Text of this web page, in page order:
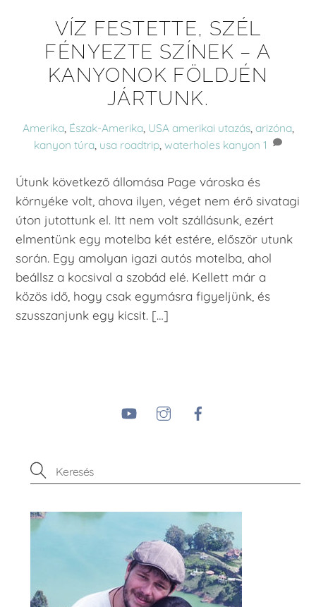
VÍZ FESTETTE, SZÉL
FÉNYEZTE SZÍNEK – A
KANYONOK FÖLDJÉN
JÁRTUNK.
Amerika, Észak-Amerika, USA amerikai utazás, arizóna,
kanyon túra, usa roadtrip,waterholes kanyon 1
Útunk következő állomása Page városka és
környéke volt, ahova ilyen, véget nem érő sivatagi
úton jutottunk el. Itt nem volt szállásunk, ezért
elmentünk egy motelba két estére, először utunk
során. Egy amolyan igazi autós motelba, ahol
beállsz a kocsival a szobád elé. Kellett már a
közös idő, hogy csak egymásra figyeljünk, és
szusszanjunk egy kicsit. […]
YouTube Instagram